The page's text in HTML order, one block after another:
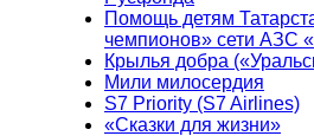
Помощь детям
чемпионов» сети АЗС
Крылья добра
Мили милосердия
S7 Priority (S7 Airlines)
«Сказки для жизни»